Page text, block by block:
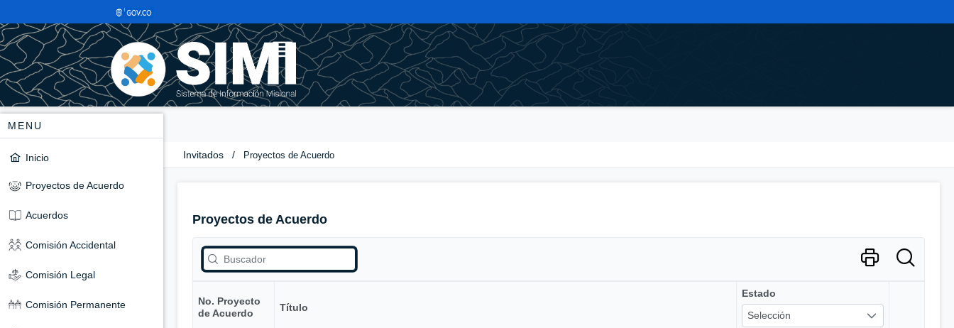
MENU
Inicio
Proyectos de Acuerdo
Acuerdos
Comisión Accidental
Comisión Legal
Comisión Permanente
Invitados / Proyectos de Acuerdo
Proyectos de Acuerdo
No. Proyecto
de Acuerdo
Título
Estado
Selección